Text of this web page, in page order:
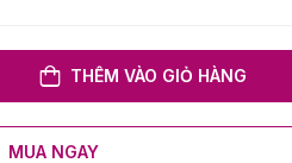
THÊM VÀO GIỎ HÀNG
MUA NGAY